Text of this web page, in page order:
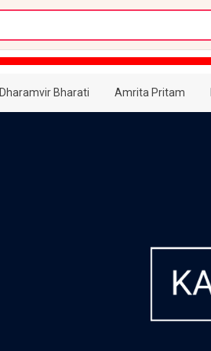
Dharamvir Bharati Amrita Pritam